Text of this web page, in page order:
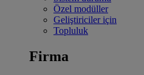
Özel modüller
Geliştiriciler için
Topluluk
Firma